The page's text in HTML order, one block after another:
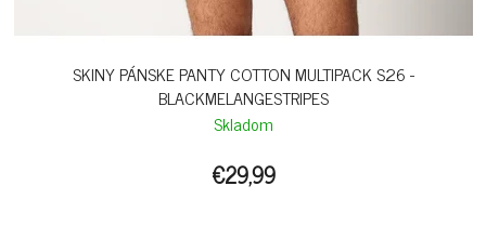
SKINY PÁNSKE PANTY COTTON MULTIPACK S26 -
BLACKMELANGESTRIPES
Skladom
€29,99